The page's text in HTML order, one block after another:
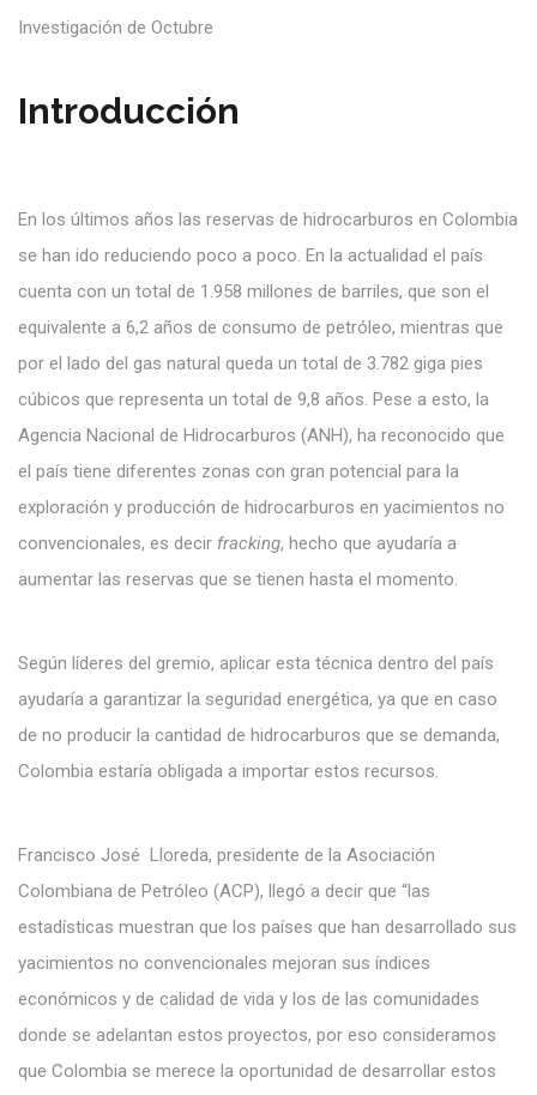
Investigación de Octubre
Introducción
En los últimos años las reservas de hidrocarburos en Colombia
se han ido reduciendo poco a poco. En la actualidad el país
cuenta con un total de 1.958 millones de barriles, que son el
equivalente a 6,2 años de consumo de petróleo, mientras que
por el lado del gas natural queda un total de 3.782 giga pies
cúbicos que representa un total de 9,8 años. Pese a esto, la
Agencia Nacional de Hidrocarburos (ANH), ha reconocido que
el país tiene diferentes zonas con gran potencial para la
exploración y producción de hidrocarburos en yacimientos no
convencionales, es decir fracking, hecho que ayudaría a
aumentar las reservas que se tienen hasta el momento.
Según líderes del gremio, aplicar esta técnica dentro del país
ayudaría a garantizar la seguridad energética, ya que en caso
de no producir la cantidad de hidrocarburos que se demanda,
Colombia estaría obligada a importar estos recursos.
Francisco José Lloreda, presidente de la Asociación
Colombiana de Petróleo (ACP), llegó a decir que “las
estadísticas muestran que los países que han desarrollado sus
yacimientos no convencionales mejoran sus índices
económicos y de calidad de vida y los de las comunidades
donde se adelantan estos proyectos, por eso consideramos
que Colombia se merece la oportunidad de desarrollar estos